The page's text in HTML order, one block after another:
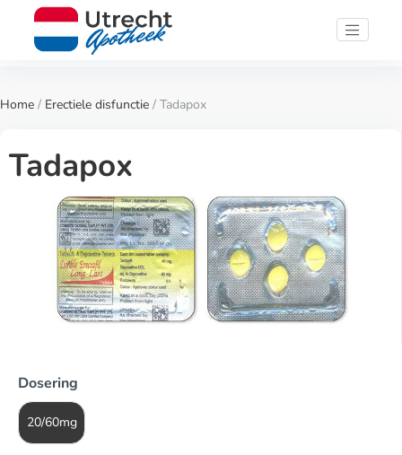
Home / Erectiele disfunctie / Tadapox
Tadapox
Dosering
20/60mg